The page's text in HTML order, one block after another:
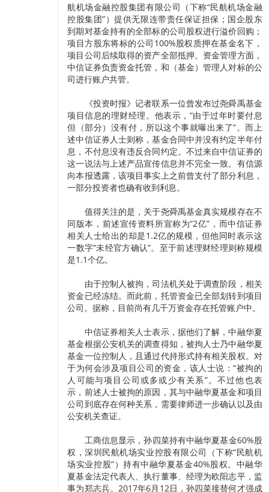
航机场金融控股集团有限公司（下称“民航机场金融
控股集团”）提供无限连带责任保证担保；国企股东
到期对基金持有的全部标的公司股权进行溢价回购；
项目方股东将标的公司100%股权质押在基金名下，
项目公司后续取得的资产全部抵押。资金管理方面，
中信证券负责资金托管，和（基金）管理人对标的公
司进行账户共管。
《投资时报》记者联系一位曾发布过尧舜禹基金
项目信息的理财经理。他表示，“由于过年时要付息
但（部分）没有付，所以这个事就曝出来了”。而上
述中信证券人士则称，基金合同中并没有约定半年付
息，不付息没有违反合同约定。不过来自中信证券的
这一说法与上述产品宣传信息并不完全一致。有信源
向本报透露，该项目事实上之前曾支付了部分利息，
一部分投资者也确有收到利息。
值得关注的是，关于尧舜禹基金真实规模存在不
同版本，前述宣传资料所宣称为“2亿”，而中信证券
相关人士给出的却是1.2亿的规模，但他同时表示这
一数字“未经官方确认”。至于前述理财经理则称规模
是1.1个亿。
由于控制人被拘，司法机关处于调查阶段，相关
资金已经冻结。而此前，托管资金已全部划转到项目
公司。据称，目前尚有几千万资金存在托管账户中。
中信证券相关人士表示，据他们了解，中融华夏
基金根据公安机关的调查得知，被拘人士乃中融华夏
基金一位控制人，且通过代持形式持有相关股权。对
于为何会涉及项目公司的资金，该人士说：“被拘的
人可能与项目公司或多或少有关系”。不过他也表
示，前述人士被拘的原因，其与中融华夏基金和项目
公司到底存在何种关系，需要律师进一步确认以及由
公安机关查证。
工商信息显示，孙四菜持有中融华夏基金60%股
权，深圳民航机场实业控股有限公司（下称“民航机
场实业控股”）持有中融华夏基金40%股权。中融华
夏基金法定代表人、执行董事、经理为欧阳志平，监
事为郑志兵。2017年6月12日，孙四菜接替何才强成